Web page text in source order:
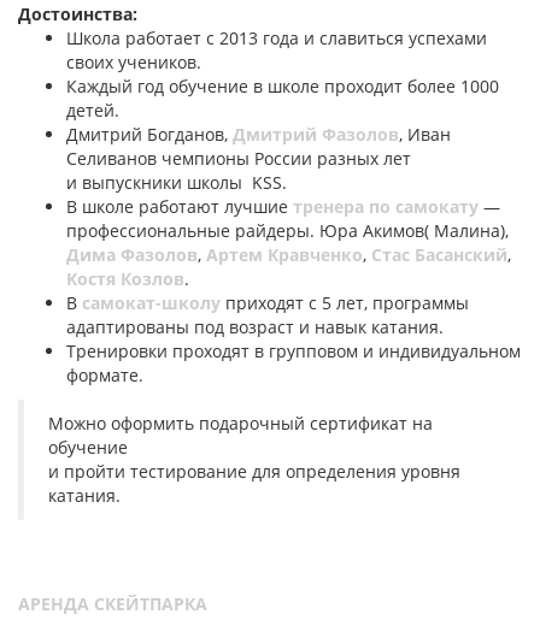
Достоинства:
Школа работает с 2013 года и славиться успехами
своих учеников.
Каждый год обучение в школе проходит более 1000
детей.
Дмитрий Богданов, Дмитрий Фазолов, Иван
Селиванов чемпионы России разных лет
и выпускники школы KSS.
В школе работают лучшие тренера по самокату —
профессиональные райдеры. Юра Акимов( Малина),
Дима Фазолов, Артем Кравченко, Стас Басанский,
Костя Козлов.
В самокат-школу приходят с 5 лет, программы
адаптированы под возраст и навык катания.
Тренировки проходят в групповом и индивидуальном
формате.
Можно оформить подарочный сертификат на
обучение
и пройти тестирование для определения уровня
катания.
АРЕНДА СКЕЙТПАРКА